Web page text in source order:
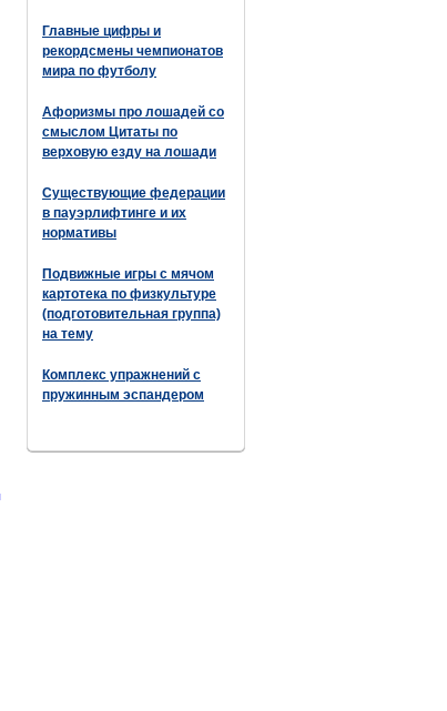
Главные цифры и
рекордсмены чемпионатов
мира по футболу
Афоризмы про лошадей со
смыслом Цитаты по
верховую езду на лошади
Существующие федерации
в пауэрлифтинге и их
нормативы
Подвижные игры с мячом
картотека по физкультуре
(подготовительная группа)
на тему
Комплекс упражнений с
пружинным эспандером